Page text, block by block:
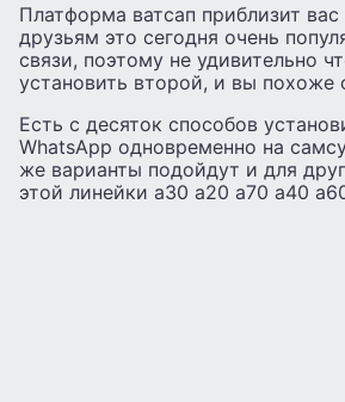
Платформа ватсап приблизит
друзьям это сегодня очень
связи, поэтому не удивительно
установить второй, и вы похоже
Есть с десяток способов
WhatsApp одновременно на
же варианты подойдут и для
этой линейки а30 а20 а70 а40